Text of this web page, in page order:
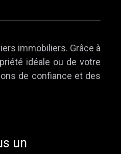
immobiliers. Grâce à
idéale ou de votre
de confiance et des
un